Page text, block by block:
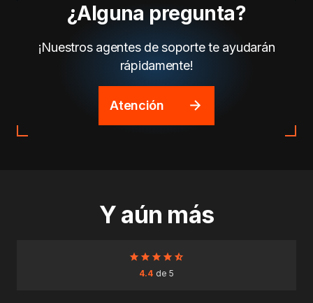
¿Alguna pregunta?
¡Nuestros agentes de soporte te ayudarán
rápidamente!
Atención
Y aún más
4.4 de 5